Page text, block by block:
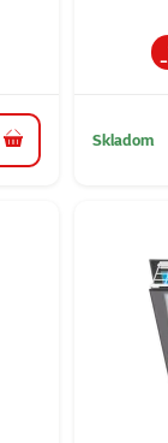
do košíka Skladom